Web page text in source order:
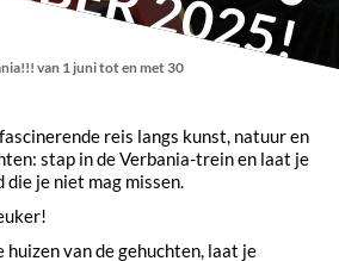
van 1 juni tot en met 30
reis langs kunst, natuur en
stap in de Verbania-trein en laat je
je niet mag missen.
van de gehuchten, laat je